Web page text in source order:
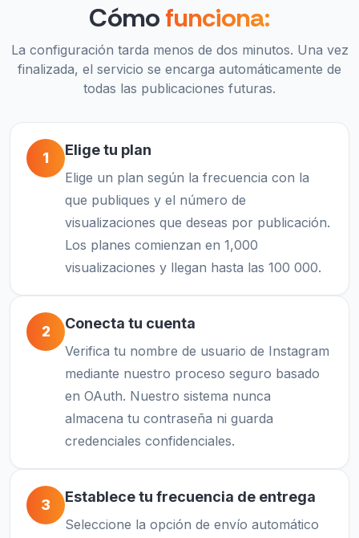
Cómofunciona:
La configuración tarda menos de dos minutos. Una vez
finalizada, el servicio se encarga automáticamente de
todas las publicaciones futuras.
1 Elige tu plan
Elige un plan según la frecuencia con la
que publiques y el número de
visualizaciones que deseas por publicación.
Los planes comienzan en 1,000
visualizaciones y llegan hasta las 100 000.
2 Conecta tu cuenta
Verifica tu nombre de usuario de Instagram
mediante nuestro proceso seguro basado
en OAuth. Nuestro sistema nunca
almacena tu contraseña ni guarda
credenciales confidenciales.
3 Establece tu frecuencia de entrega
Seleccione la opción de envío automático